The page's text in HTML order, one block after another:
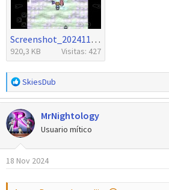
Screenshot_20241118_114418_My Boy!.jpg
920,3 KB Visitas: 427
R
e
a
c
c
i
o
n
SkiesDub
MrNightology
Usuario mítico
18 Nov 2024